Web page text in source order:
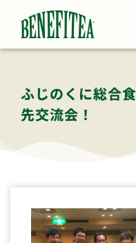
ふじのくに総合
先交流会！